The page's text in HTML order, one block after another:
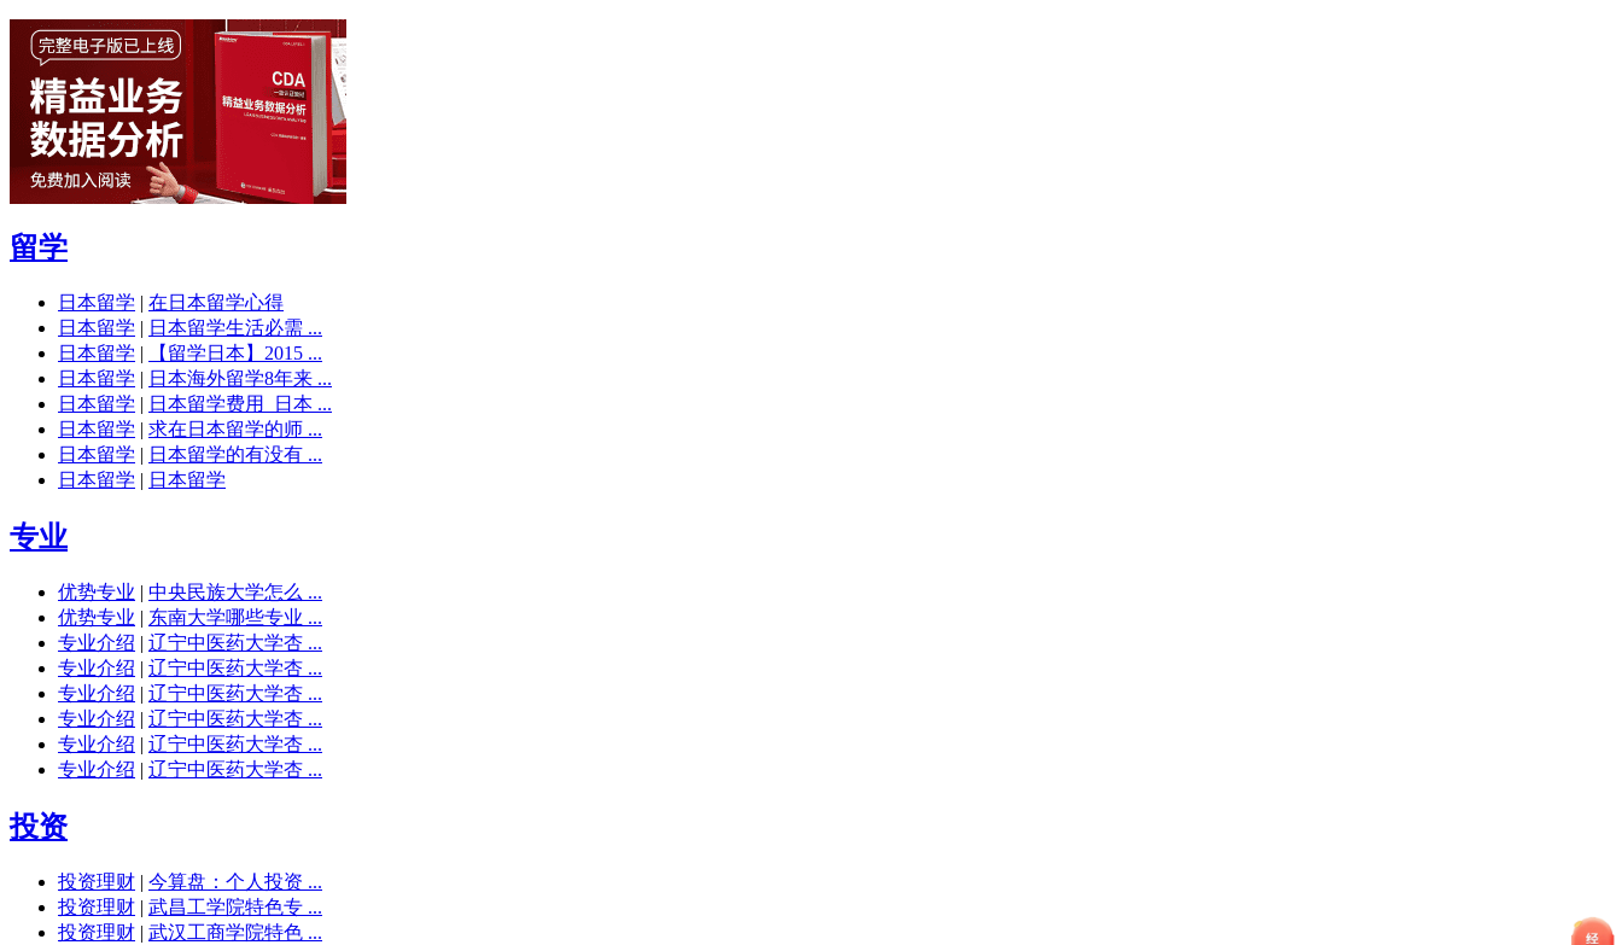
留学
日本留学 | 在日本留学心得
日本留学 | 日本留学生活必需 ...
日本留学 |
【留学日本】2015 ...
日本留学 | 日本海外留学8年来 ...
日本留学 | 日本留学费用_日本 ...
日本留学 | 求在日本留学的师 ...
日本留学 | 日本留学的有没有 ...
日本留学 | 日本留学
专业
优势专业 | 中央民族大学怎么 ...
优势专业 | 东南大学哪些专业 ...
专业介绍 | 辽宁中医药大学杏 ...
专业介绍 | 辽宁中医药大学杏 ...
专业介绍 | 辽宁中医药大学杏 ...
专业介绍 | 辽宁中医药大学杏 ...
专业介绍 | 辽宁中医药大学杏 ...
专业介绍 | 辽宁中医药大学杏 ...
投资
投资理财 | 今算盘：个人投资 ...
投资理财 | 武昌工学院特色专 ...
投资理财 | 武汉工商学院特色 ...